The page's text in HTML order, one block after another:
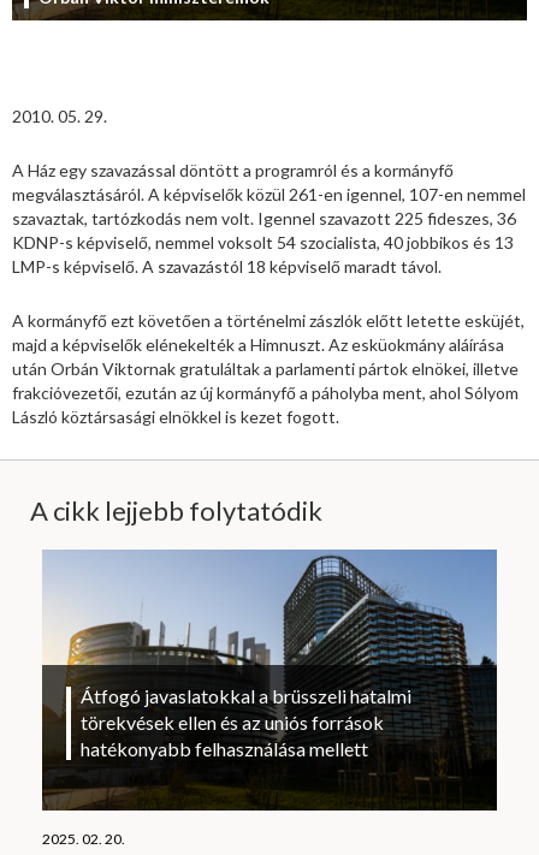
2010. 05. 29.
A Ház egy szavazással döntött a programról és a kormányfő
megválasztásáról. A képviselők közül 261-en igennel, 107-en nemmel
szavaztak, tartózkodás nem volt. Igennel szavazott 225 fideszes, 36
KDNP-s képviselő, nemmel voksolt 54 szocialista, 40 jobbikos és 13
LMP-s képviselő. A szavazástól 18 képviselő maradt távol.
A kormányfő ezt követően a történelmi zászlók előtt letette esküjét,
majd a képviselők elénekelték a Himnuszt. Az esküokmány aláírása
után Orbán Viktornak gratuláltak a parlamenti pártok elnökei, illetve
frakcióvezetői, ezután az új kormányfő a páholyba ment, ahol Sólyom
László köztársasági elnökkel is kezet fogott.
A cikk lejjebb folytatódik
Átfogó javaslatokkal a brüsszeli hatalmi
törekvések ellen és az uniós források
hatékonyabb felhasználása mellett
2025. 02. 20.